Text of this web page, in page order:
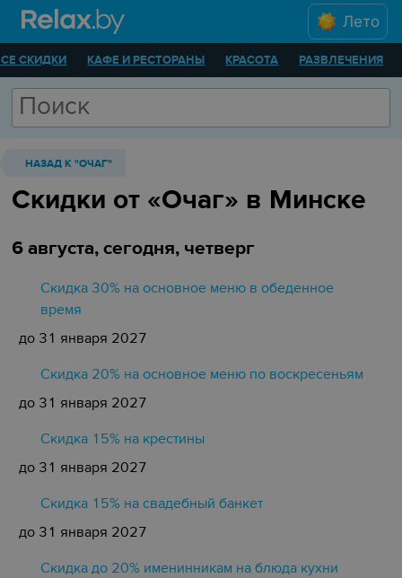
Лето
СКИДКИ КАФЕ И РЕСТОРАНЫ КРАСОТА РАЗВЛЕЧЕНИЯ
НАЗАД К "ОЧАГ"
Скидки от «Очаг» в Минске
6 августа, сегодня, четверг
Скидка 30% на основное меню в обеденное
время
до 31 января 2027
Скидка 20% на основное меню по воскресеньям
до 31 января 2027
Скидка 15% на крестины
до 31 января 2027
Cкидка 15% на свадебный банкет
до 31 января 2027
Скидка до 20% именинникам на блюда кухни